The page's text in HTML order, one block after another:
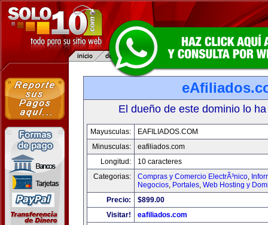
El dueño de este dominio lo
Mayusculas:
EAFILIADOS.COM
Minusculas:
eafiliados.com
Longitud:
10 caracteres
Categorias:
Compras y Comercio ElectrÃ³nico,
Negocios, Portales, Web Hosting y
Precio:
$899.00
Visitar!
eafiliados.com